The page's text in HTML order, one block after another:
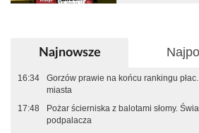
Najnowsze
16:34
Gorzów prawie na końcu rankingu
miasta
17:48
Pożar ścierniska z balotami słomy.
podpalacza